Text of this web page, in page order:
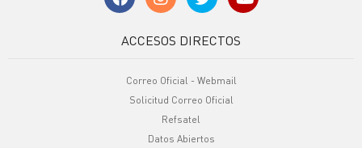
ACCESOS DIRECTOS
Correo Oficial - Webmail
Solicitud Correo Oficial
Refsatel
Datos Abiertos